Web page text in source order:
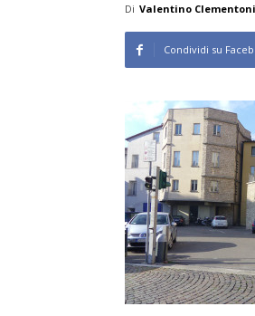
Di Valentino Clementoni
Condividi su